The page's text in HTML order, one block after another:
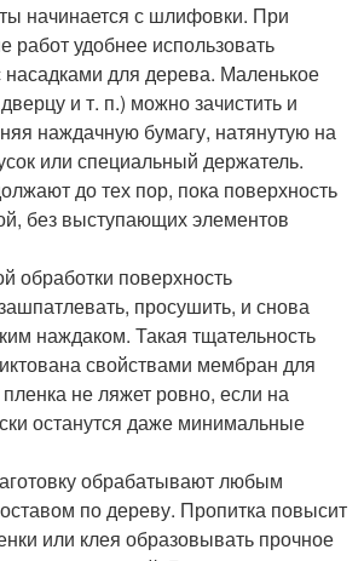
начинается с шлифовки. При
удобнее использовать
для дерева. Маленькое
и т. п.) можно зачистить и
наждачную бумагу, натянутую на
или специальный держатель.
до тех пор, пока поверхность
без выступающих элементов
обработки поверхность
просушить, и снова
наждаком. Такая тщательность
свойствами мембран для
пленка не ляжет ровно, если на
останутся даже минимальные
обрабатывают любым
по дереву. Пропитка повысит
или клея образовывать прочное